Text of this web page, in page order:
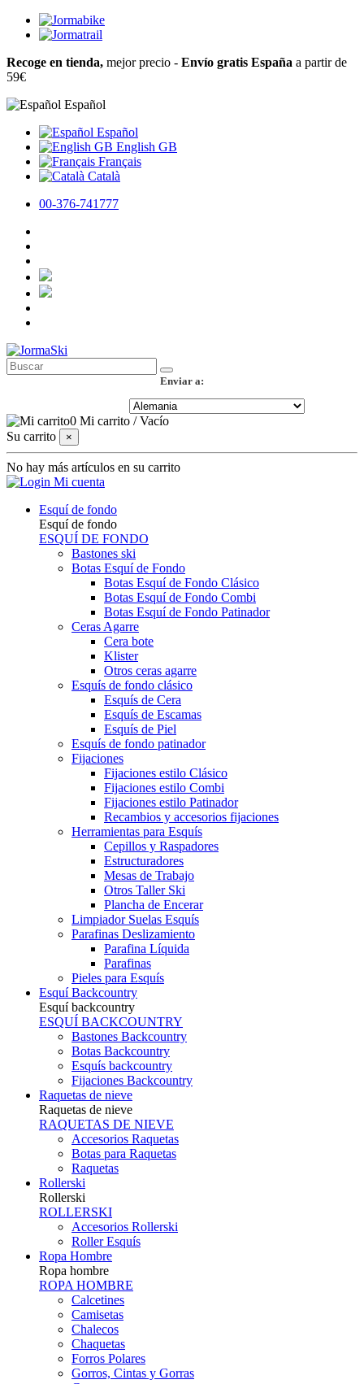
Recoge en tienda, mejor precio - Envío gratis España a partir de
59€
Español
Español
English GB
Français
Català
00-376-741777
Enviar a:
0 Mi carrito /Vacío
Su carrito
×
No hay más artículos en su carrito
Mi cuenta
Esquí de fondo
Esquí de fondo
ESQUÍ DE FONDO
Bastones ski
Botas Esquí de Fondo
Botas Esquí de Fondo Clásico
Botas Esquí de Fondo Combi
Botas Esquí de Fondo Patinador
Ceras Agarre
Cera bote
Klister
Otros ceras agarre
Esquís de fondo clásico
Esquís de Cera
Esquís de Escamas
Esquís de Piel
Esquís de fondo patinador
Fijaciones
Fijaciones estilo Clásico
Fijaciones estilo Combi
Fijaciones estilo Patinador
Recambios y accesorios fijaciones
Herramientas para Esquís
Cepillos y Raspadores
Estructuradores
Mesas de Trabajo
Otros Taller Ski
Plancha de Encerar
Limpiador Suelas Esquís
Parafinas Deslizamiento
Parafina Líquida
Parafinas
Pieles para Esquís
Esquí Backcountry
Esquí backcountry
ESQUÍ BACKCOUNTRY
Bastones Backcountry
Botas Backcountry
Esquís backcountry
Fijaciones Backcountry
Raquetas de nieve
Raquetas de nieve
RAQUETAS DE NIEVE
Accesorios Raquetas
Botas para Raquetas
Raquetas
Rollerski
Rollerski
ROLLERSKI
Accesorios Rollerski
Roller Esquís
Ropa Hombre
Ropa hombre
ROPA HOMBRE
Calcetines
Camisetas
Chalecos
Chaquetas
Forros Polares
Gorros, Cintas y Gorras